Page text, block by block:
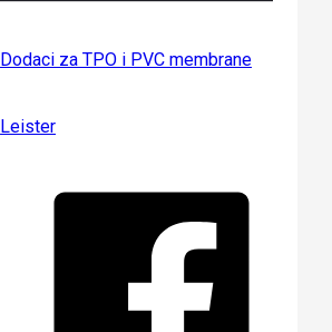
Dodaci za TPO i PVC membrane
Leister